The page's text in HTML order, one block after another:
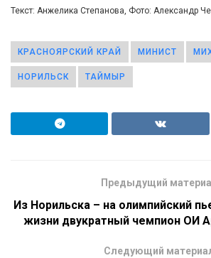
Текст: Анжелика Степанова, Фото: Александр
КРАСНОЯРСКИЙ КРАЙ МИНИСТ
НОРИЛЬСК ТАЙМЫР
Предыдущий
Из Норильска – на олимпийский
жизни двукратный чемпион ОИ
Следующий